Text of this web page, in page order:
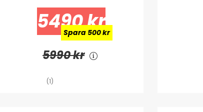
5490 kr
Spara 500 kr
5990 kr
(1)